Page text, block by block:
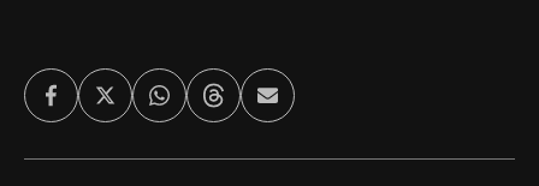
FacebookTwitterWhatsappThreadsEnviar
por